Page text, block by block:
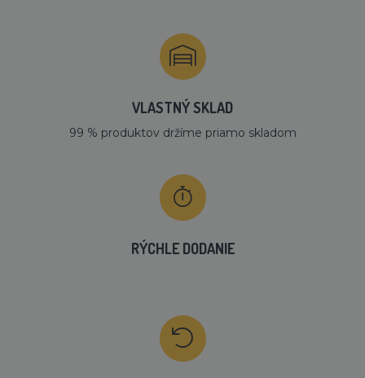
VLASTNÝ SKLAD
99 % produktov držíme priamo skladom
RÝCHLE DODANIE